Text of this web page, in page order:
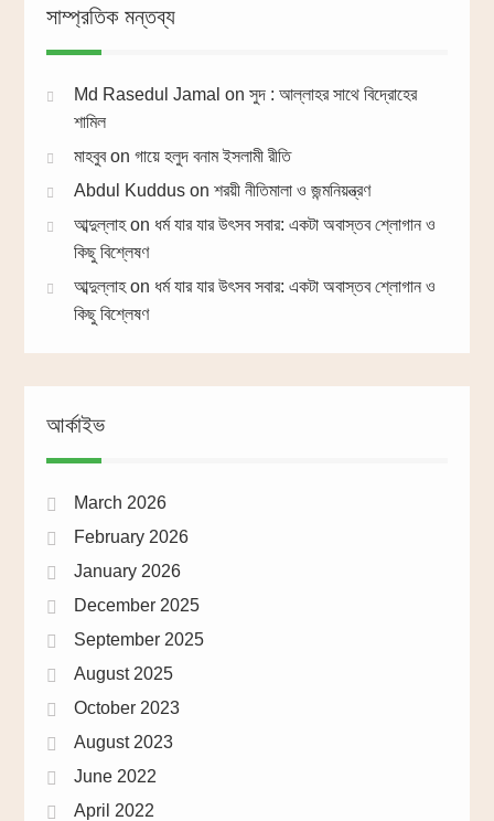
সাম্প্রতিক মন্তব্য
Md Rasedul Jamal on সুদ : আল্লাহর সাথে বিদ্রোহের
শামিল
মাহবুবon গায়ে হলুদ বনাম ইসলামী রীতি
Abdul Kudduson শরয়ী নীতিমালা ও জন্মনিয়ন্ত্রণ
আব্দুল্লাহon ধর্ম যার যার উৎসব সবার: একটা অবাস্তব শ্লোগান ও
কিছু বিশ্লেষণ
আব্দুল্লাহon ধর্ম যার যার উৎসব সবার: একটা অবাস্তব শ্লোগান ও
কিছু বিশ্লেষণ
আর্কাইভ
March 2026
February 2026
January 2026
December 2025
September 2025
August 2025
October 2023
August 2023
June 2022
April 2022